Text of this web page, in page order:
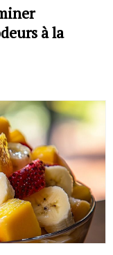
à la